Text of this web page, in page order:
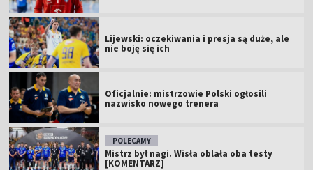
Lijewski: oczekiwania i presja są duże, ale
nie boję się ich
Oficjalnie: mistrzowie Polski ogłosili
nazwisko nowego trenera
POLECAMY
Mistrz był nagi. Wisła oblała oba testy
[KOMENTARZ]